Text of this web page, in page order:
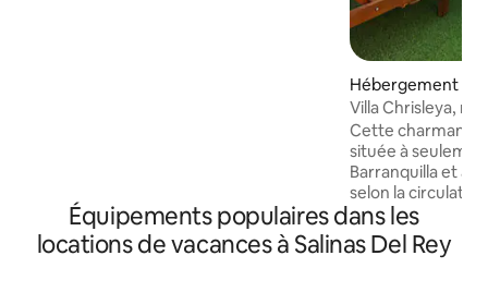
confortables garantissent le meilleur
repos.
Hébergement ⋅
sta
Villa Chrisleya,
Cette charmante
située à
Barranquilla et à
selon la
5 minutes à pied
Veronica. Elle
aménagement
Équipements populaires dans les
locations de vacances à Salinas Del Rey